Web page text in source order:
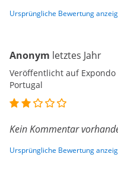
Ursprüngliche Bewertung
Anonym letztes Jahr
Veröffentlicht auf Expondo
Portugal
Kein Kommentar
Ursprüngliche Bewertung